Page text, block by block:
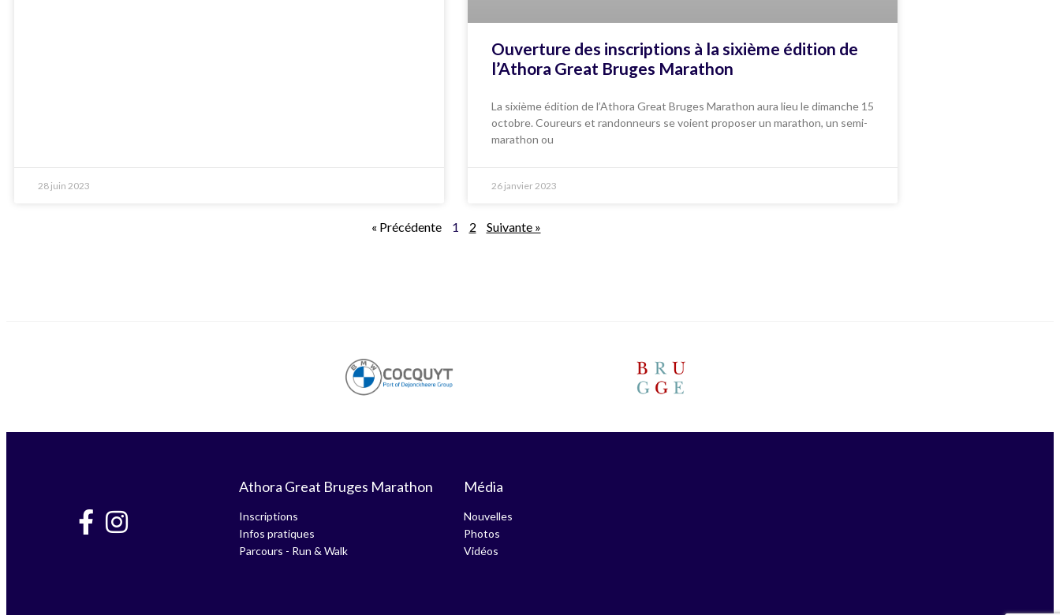
28 juin 2023
Ouverture des inscriptions à la sixième édition de
l’Athora Great Bruges Marathon
La sixième édition de l’Athora Great Bruges Marathon aura lieu le dimanche 15
octobre. Coureurs et randonneurs se voient proposer un marathon, un semi-
marathon ou
26 janvier 2023
« Précédente 1 2 Suivante »
Athora Great Bruges Marathon
Inscriptions
Infos pratiques
Parcours - Run & Walk
Média
Nouvelles
Photos
Vidéos